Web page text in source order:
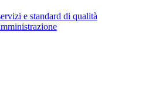
e standard di qualità